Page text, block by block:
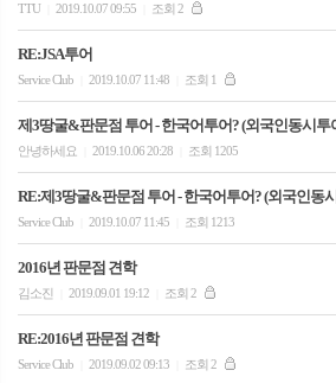
TTU 2019.10.07 09:55 조회 2
RE:JSA투어
Service Club 2019.10.07 11:48 조회 1
제3땅굴&판문점 투어 - 한국어투어? (외국인동시투
안녕하세요 2019.10.06 20:28 조회 1205
RE:제3땅굴&판문점 투어 - 한국어투어? (외국인동
Service Club 2019.10.07 11:45 조회 1213
2016년 판문점 견학
김소진 2019.09.01 19:12 조회 2
RE:2016년 판문점 견학
Service Club 2019.09.02 09:13 조회 2